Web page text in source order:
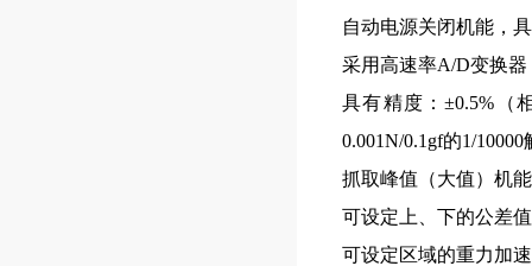
自动电源关闭机能，
采用高速率A/D变换器
具有精度：±0.5%（
0.001N/0.1gf的1/
抓取峰值（大值）机
可设定上、下的公差
可设定区域的重力加